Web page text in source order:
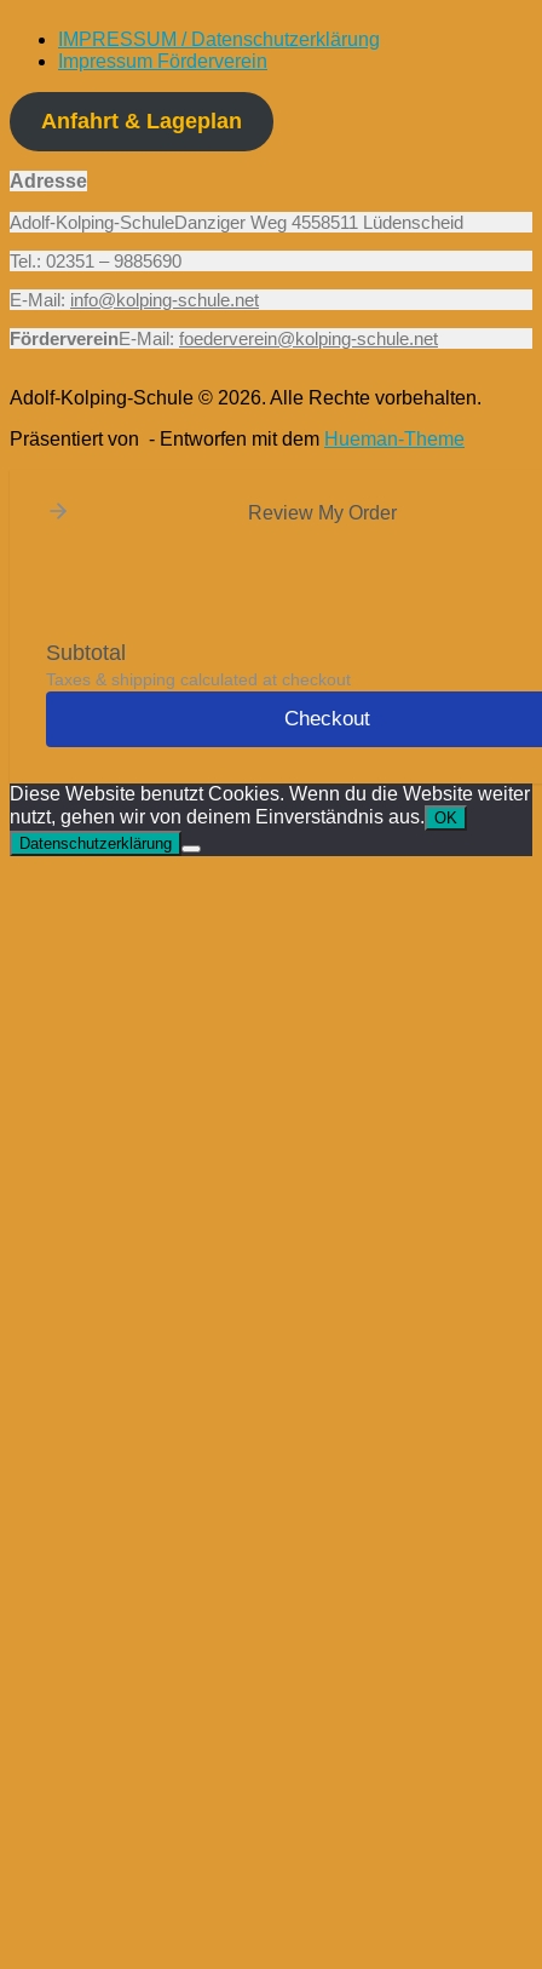
IMPRESSUM / Datenschutzerklärung
Impressum Förderverein
Anfahrt & Lageplan
Adresse
Adolf-Kolping-SchuleDanziger Weg 4558511 Lüdenscheid
Tel.: 02351 – 9885690
E-Mail: info@kolping-schule.net
FördervereinE-Mail: foederverein@kolping-schule.net
Adolf-Kolping-Schule © 2026. Alle Rechte vorbehalten.
Präsentiert von - Entworfen mit dem Hueman-Theme
Review My Order
Subtotal
Taxes & shipping calculated at checkout
Checkout
Diese Website benutzt Cookies. Wenn du die Website weiter
nutzt, gehen wir von deinem Einverständnis aus. OK
Datenschutzerklärung